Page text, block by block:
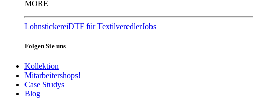
MORE
LohnstickereiDTF für TextilveredlerJobs
Folgen Sie uns
Kollektion
Mitarbeitershops!
Case Studys
Blog